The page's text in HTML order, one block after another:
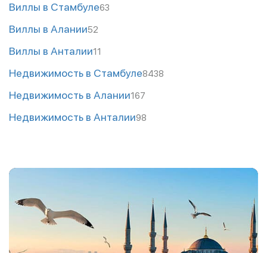
Виллы в Стамбуле63
Виллы в Алании52
Виллы в Анталии11
Недвижимость в Стамбуле8438
Недвижимость в Алании167
Недвижимость в Анталии98